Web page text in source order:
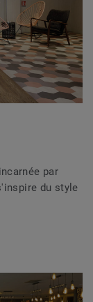
par
du style